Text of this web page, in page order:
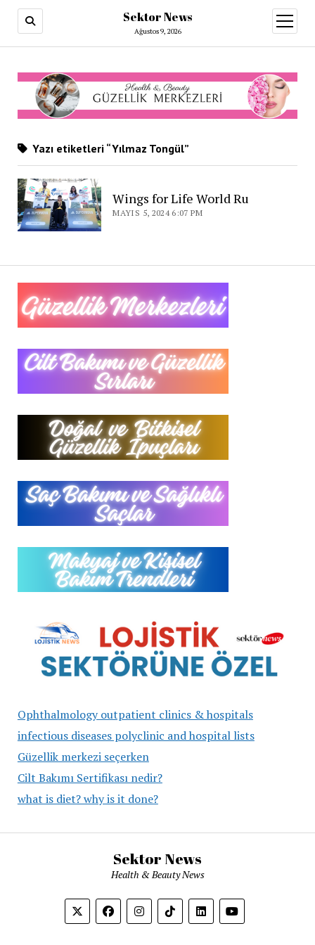
Sektor News
Ağustos 9, 2026
aç
Ophthalmology outpatient clinics & hospitals
infectious diseases polyclinic and hospital lists
Güzellik merkezi seçerken
Cilt Bakımı Sertifikası nedir?
what is diet? why is it done?
Yazı etiketleri “Yılmaz Tongül”
Wings for Life World Ru
MAYIS 5, 2024 6:07 PM
Sektor News
Health & Beauty News